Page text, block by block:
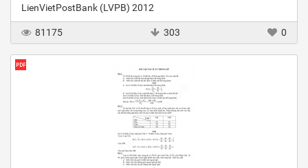
LienVietPostBank (LVPB) 2012
81175 303 0